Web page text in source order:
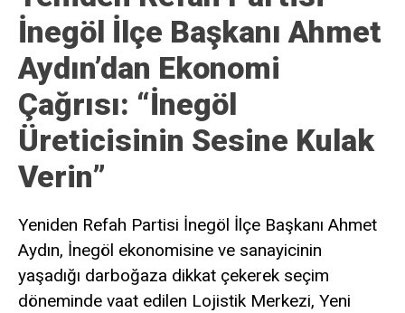
İnegöl İlçe Başkanı Ahmet
Aydın’dan Ekonomi
Çağrısı: “İnegöl
Üreticisinin Sesine Kulak
Verin”
Yeniden Refah Partisi İnegöl İlçe Başkanı Ahmet
Aydın, İnegöl ekonomisine ve sanayicinin
yaşadığı darboğaza dikkat çekerek seçim
döneminde vaat edilen Lojistik Merkezi, Yeni